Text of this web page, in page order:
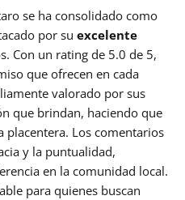
se ha consolidado como
por su excelente
Con un rating de 5.0 de 5,
que ofrecen en cada
valorado por sus
que brindan, haciendo que
placentera. Los comentarios
y la puntualidad,
en la comunidad local.
para quienes buscan